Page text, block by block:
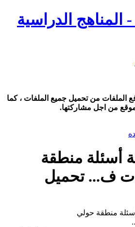
المناهج الدراسية
الملفات من تحميل جميع الملفات ، كما
من اجل مشاركتها.
أسئلة منطقة
ف... تحميل
منطقة حولي